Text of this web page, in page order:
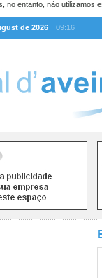
no entanto, não utilizamos
de 2026
09:16